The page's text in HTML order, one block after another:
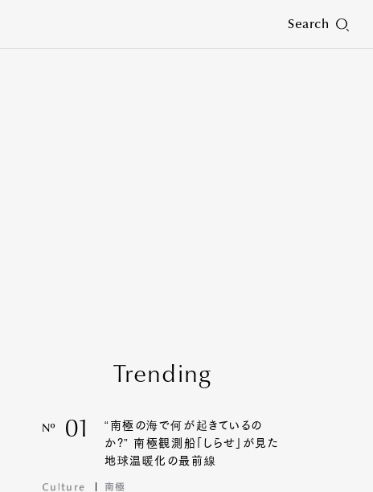
Search
Trending
Nº 01
“南極の海で何が起きているの
か?” 南極観測船「しらせ」が見た
地球温暖化の最前線
Culture 南極